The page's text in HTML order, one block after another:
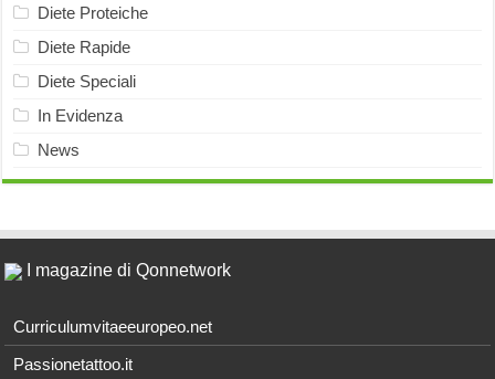
Diete Proteiche
Diete Rapide
Diete Speciali
In Evidenza
News
I magazine di Qonnetwork
Curriculumvitaeeuropeo.net
Passionetattoo.it